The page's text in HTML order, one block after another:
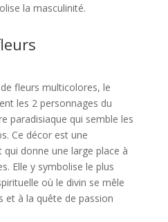
la masculinité.
fleurs multicolores, le
les 2 personnages du
paradisiaque qui semble les
Ce décor est une
donne une large place à
Elle y symbolise le plus
où le divin se mêle
et à la quête de passion